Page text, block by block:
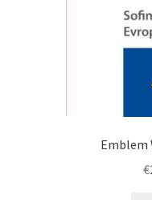
Emblem
€